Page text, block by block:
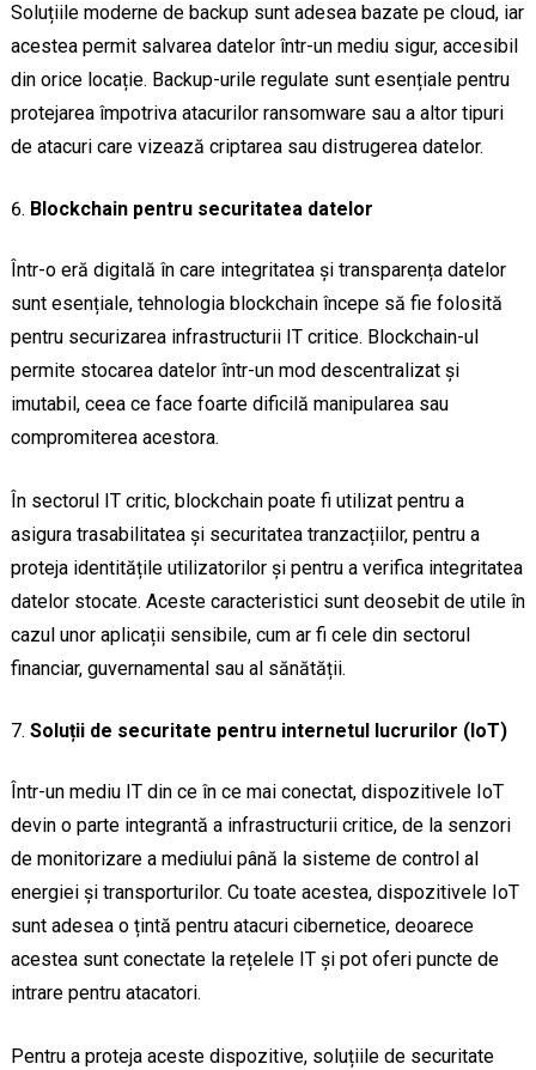
Soluțiile moderne de backup sunt adesea bazate pe cloud, iar
acestea permit salvarea datelor într-un mediu sigur, accesibil
din orice locație. Backup-urile regulate sunt esențiale pentru
protejarea împotriva atacurilor ransomware sau a altor tipuri
de atacuri care vizează criptarea sau distrugerea datelor.
Blockchain pentru securitatea datelor
Într-o eră digitală în care integritatea și transparența datelor
sunt esențiale, tehnologia blockchain începe să fie folosită
pentru securizarea infrastructurii IT critice. Blockchain-ul
permite stocarea datelor într-un mod descentralizat și
imutabil, ceea ce face foarte dificilă manipularea sau
compromiterea acestora.
În sectorul IT critic, blockchain poate fi utilizat pentru a
asigura trasabilitatea și securitatea tranzacțiilor, pentru a
proteja identitățile utilizatorilor și pentru a verifica integritatea
datelor stocate. Aceste caracteristici sunt deosebit de utile în
cazul unor aplicații sensibile, cum ar fi cele din sectorul
financiar, guvernamental sau al sănătății.
Soluții de securitate pentru internetul lucrurilor (IoT)
Într-un mediu IT din ce în ce mai conectat, dispozitivele IoT
devin o parte integrantă a infrastructurii critice, de la senzori
de monitorizare a mediului până la sisteme de control al
energiei și transporturilor. Cu toate acestea, dispozitivele IoT
sunt adesea o țintă pentru atacuri cibernetice, deoarece
acestea sunt conectate la rețelele IT și pot oferi puncte de
intrare pentru atacatori.
Pentru a proteja aceste dispozitive, soluțiile de securitate